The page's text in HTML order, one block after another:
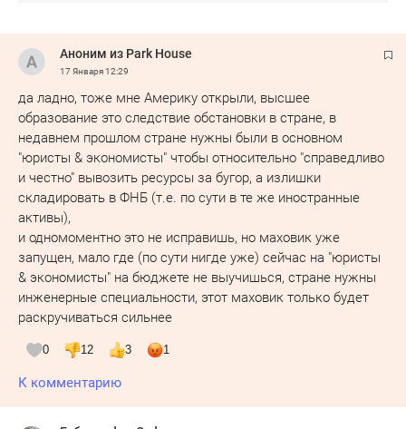
Аноним из Park House
17 Января12:29
да ладно, тоже мне Америку открыли, высшее
образование это следствие обстановки в стране, в
недавнем прошлом стране нужны были в основном
"юристы & экономисты" чтобы относительно "справедливо
и честно" вывозить ресурсы за бугор, а излишки
складировать в ФНБ (т.е. по сути в те же иностранные
активы),
и одномоментно это не исправишь, но маховик уже
запущен, мало где (по сути нигде уже) сейчас на "юристы
& экономисты" на бюджете не выучишься, стране нужны
инженерные специальности, этот маховик только будет
раскручиваться сильнее
0 12 3 1
К комментарию